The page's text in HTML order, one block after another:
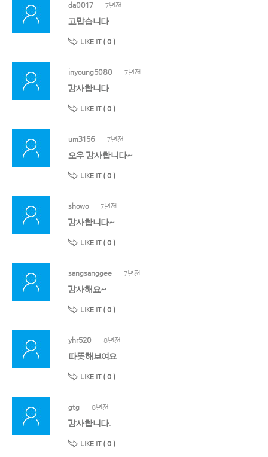
da0017 7년전
고맙습니다
LIKE IT ( 0 )
inyoung5080 7년전
감사합니다
LIKE IT ( 0 )
um3156 7년전
오우 감사합니다~
LIKE IT ( 0 )
showo 7년전
감사합니다~
LIKE IT ( 0 )
sangsanggee 7년전
감사해요~
LIKE IT ( 0 )
yhr520 8년전
따뜻해보여요
LIKE IT ( 0 )
gtg 8년전
감사합니다.
LIKE IT ( 0 )